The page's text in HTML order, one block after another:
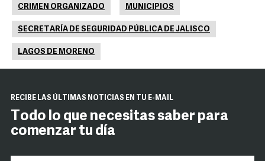
CRIMEN ORGANIZADO MUNICIPIOS
SECRETARÍA DE SEGURIDAD PÚBLICA DE JALISCO
LAGOS DE MORENO
RECIBE LAS ÚLTIMAS NOTICIAS EN TU E-MAIL
Todo lo que necesitas saber para
comenzar tu día